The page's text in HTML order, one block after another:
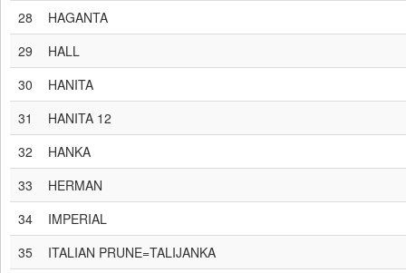
28
HAGANTA
29
HALL
30
HANITA
31
HANITA 12
32
HANKA
33
HERMAN
34
IMPERIAL
35
ITALIAN PRUNE=TALIJANKA